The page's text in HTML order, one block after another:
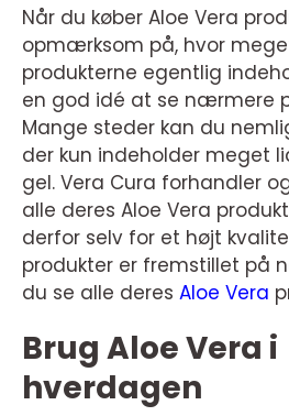
Når du køber Aloe Vera
opmærksom på, hvor
produkterne egentlig
en god idé at se nærmere
Mange steder kan du
der kun indeholder meget
gel. Vera Cura forhandler
alle deres Aloe Vera
derfor selv for et højt
produkter er fremstillet på
du se alle deres Aloe Vera
Brug Aloe Vera i
hverdagen